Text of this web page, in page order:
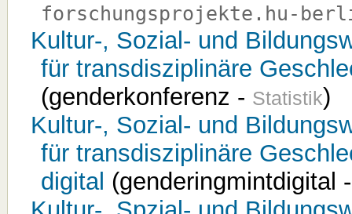
forschungsprojekte.hu-
Kultur-, Sozial- und
für transdisziplinäre
(genderkonferenz - Statistik)
Kultur-, Sozial- und
für transdisziplinäre
digital (genderingmintdigital